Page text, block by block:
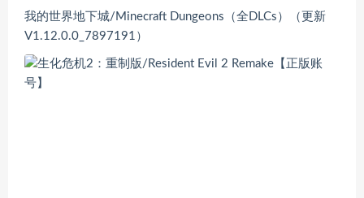
我的世界地下城/Minecraft Dungeons（全DLCs）（更新
V1.12.0.0_7897191）